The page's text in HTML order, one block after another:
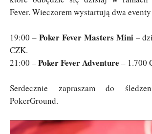
Fever. Wieczorem wystartują dwa
19:00 – Poker Fever Masters Mini–
CZK.
21:00 –Poker Fever Adventure – 1.700
Serdecznie zapraszam do
PokerGround.